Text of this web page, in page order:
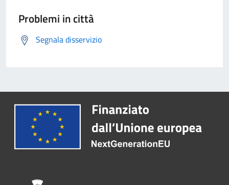
Problemi in città
Segnala disservizio